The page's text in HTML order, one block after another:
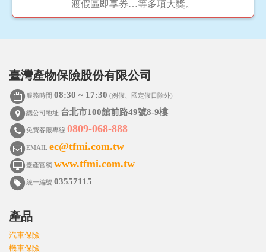
渡假區即享券…等多項大獎。
臺灣產物保險股份有限公司
服務時間08:30 ~ 17:30 (例假、國定假日除外)
總公司地址 台北市100館前路49號8-9樓
免費客服專線0809-068-888
EMAILec@tfmi.com.tw
臺產官網www.tfmi.com.tw
統一編號03557115
產品
汽車保險
機車保險